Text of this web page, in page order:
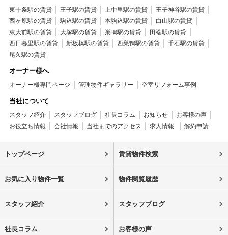
東十条駅の賃貸 王子駅の賃貸 上中里駅の賃貸
王子神谷駅の賃貸
西ヶ原駅の賃貸
駒込駅の賃貸 本駒込駅の賃貸
白山駅の賃貸
東大前駅の賃貸
大塚駅の賃貸 巣鴨駅の賃貸
田端駅の賃貸
西日暮里駅の賃貸
新板橋駅の賃貸 西巣鴨駅の賃貸
千石駅の賃貸
尾久駅の賃貸
オーナー様へ
オーナー様専門ページ 管理物件ギャラリー 空室リフォーム事例
当社について
スタッフ紹介 スタッフブログ 社長コラム お知らせ
お客様の声
お役立ち情報
会社情報 当社までのアクセス 求人情報 解約申請
トップページ 賃貸物件検索
お気に入り物件一覧 物件閲覧履歴
スタッフ紹介 スタッフブログ
社長コラム お客様の声